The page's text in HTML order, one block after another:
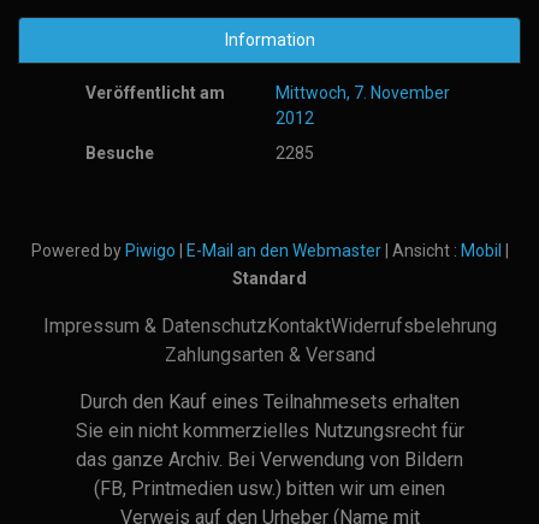
Information
Veröffentlicht am
Mittwoch, 7. November
2012
Besuche
2285
Powered by Piwigo E-Mail an den Webmaster| Ansicht : Mobil
Standard
Impressum & Datenschutz KontaktWiderrufsbelehrung
Zahlungsarten & Versand
Durch den Kauf eines Teilnahmesets erhalten
Sie ein nicht kommerzielles Nutzungsrecht für
das ganze Archiv. Bei Verwendung von Bildern
(FB, Printmedien usw.) bitten wir um einen
Verweis auf den Urheber (Name mit